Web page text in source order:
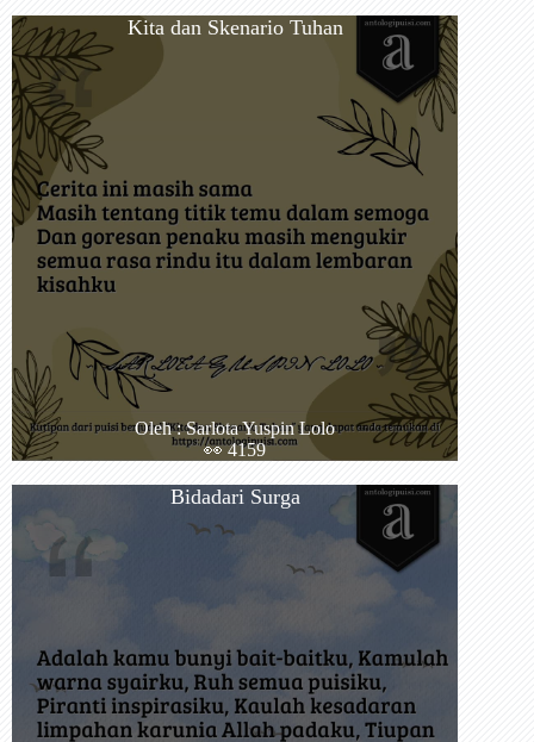
Kita dan Skenario Tuhan
Oleh : Sarlota Yuspin Lolo
👀 4159
Bidadari Surga